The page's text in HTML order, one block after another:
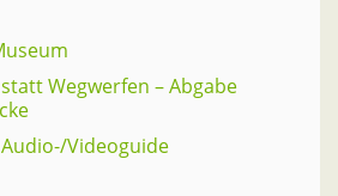
Wegwerfen – Abgabe
Videoguide